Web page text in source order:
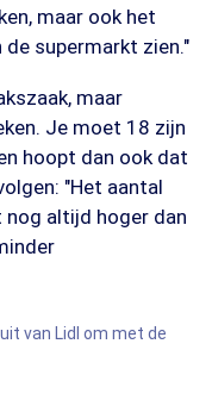
maar ook het
supermarkt zien."
maar
Je moet 18 zijn
hoopt dan ook dat
"Het aantal
altijd hoger dan
van Lidl om met de